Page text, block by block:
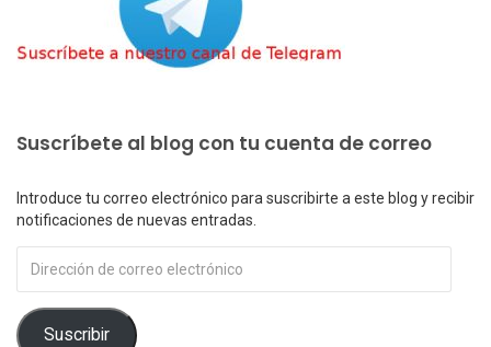
Suscríbete al blog con tu cuenta de correo
Introduce tu correo electrónico para suscribirte a este blog y recibir
notificaciones de nuevas entradas.
de
correo
electrónico
Suscribir